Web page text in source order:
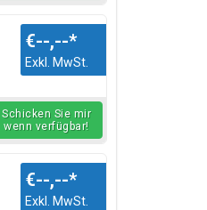
€--,--*
Exkl. MwSt.
Schicken Sie mir
wenn verfügbar!
€--,--*
Exkl. MwSt.